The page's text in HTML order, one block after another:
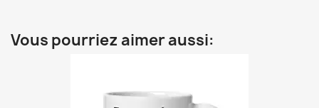
Vous pourriez aimer aussi: